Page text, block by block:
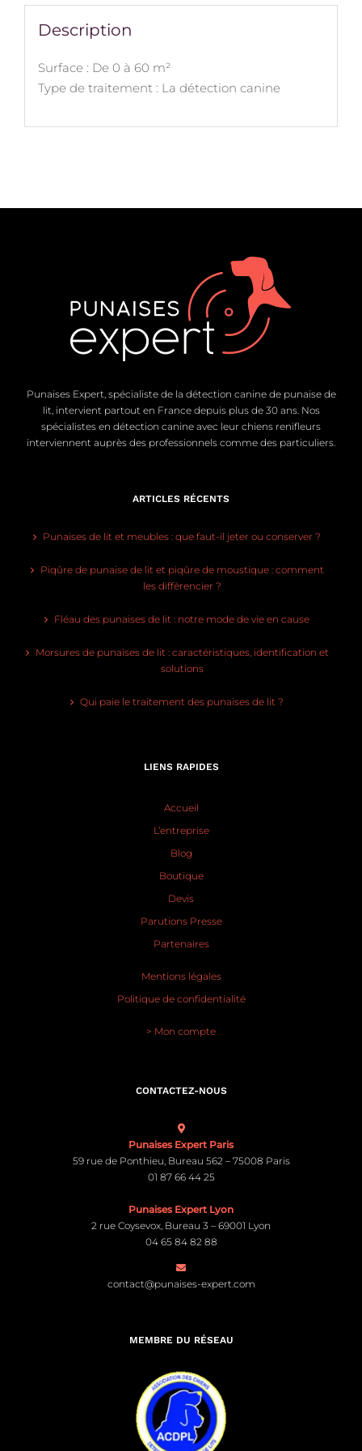
Description
Surface : De 0 à 60 m²
Type de traitement : La détection canine
Punaises Expert, spécialiste de la détection canine de punaise de
lit, intervient partout en France depuis plus de 30 ans. Nos
spécialistes en détection canine avec leur chiens renifleurs
interviennent auprès des professionnels comme des particuliers.
ARTICLES RÉCENTS
Punaises de lit et meubles : que faut-il jeter ou conserver ?
Piqûre de punaise de lit et piqûre de moustique : comment
les différencier ?
Fléau des punaises de lit : notre mode de vie en cause
Morsures de punaises de lit : caractéristiques, identification et
solutions
Qui paie le traitement des punaises de lit ?
LIENS RAPIDES
Accueil
L’entreprise
Blog
Boutique
Devis
Parutions Presse
Partenaires
Mentions légales
Politique de confidentialité
> Mon compte
CONTACTEZ-NOUS
Punaises Expert Paris
59 rue de Ponthieu, Bureau 562 – 75008 Paris
01 87 66 44 25
Punaises Expert Lyon
2 rue Coysevox, Bureau 3 – 69001 Lyon
04 65 84 82 88
contact@punaises-expert.com
MEMBRE DU RÉSEAU